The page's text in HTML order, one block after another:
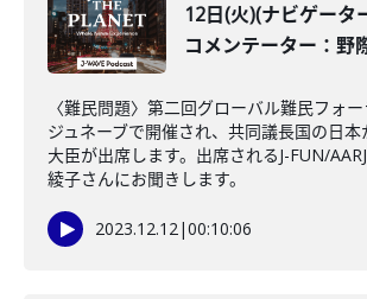
12日(火)(ナビゲータ
コメンテーター：野
〈難民問題〉第二回グローバル難民フォ
ジュネーブで開催され、共同議長国の日
大臣が出席します。出席されるJ-FUN/
綾子さんにお聞きします。
2023.12.12|00:10:06